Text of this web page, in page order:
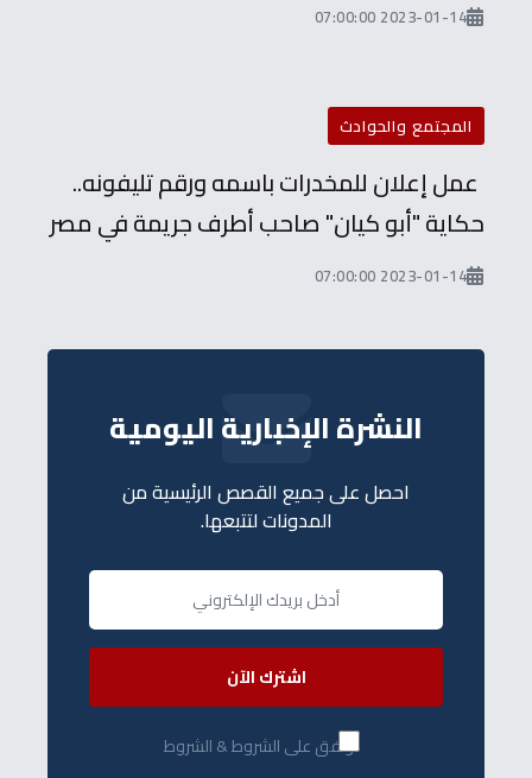
2023-01-14 07:00:00
المجتمع والحوادث
عمل إعلان للمخدرات باسمه ورقم تليفونه..
حكاية "أبو كيان" صاحب أطرف جريمة في مصر
2023-01-14 07:00:00
النشرة الإخبارية اليومية
احصل على جميع القصص الرئيسية من
المدونات لتتبعها.
اشترك الآن
أوافق على الشروط & الشروط